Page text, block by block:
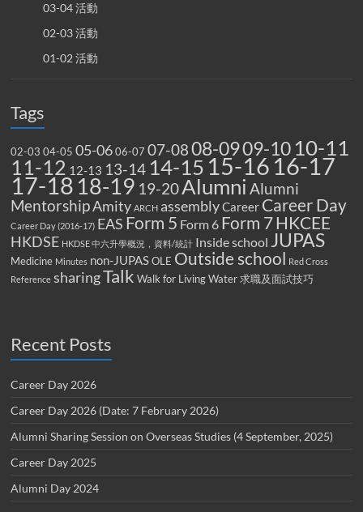
03-04 活動
02-03 活動
01-02 活動
Tags
02-03 04-05 05-06 06-07 07-0808-0909-10 10-11
11-12 12-13 13-14 14-15 15-16 16-17
17-18 18-19 19-20Alumni Alumni
MentorshipAmity ARCH assemblyCareer Career Day
Career Day (2016-17) EAS Form 5 Form 6 Form 7HKCEE
HKDSE HKDSE 中六升學概況，資料/統計 Inside school JUPAS
Medicine Minutes non-JUPAS OLE Outside school Red Cross
Reference sharingTalk Walk for Living Water 求職及面試技巧
Recent Posts
Career Day 2026
Career Day 2026 (Date: 7 February 2026)
Alumni Sharing Session on Overseas Studies (4 September, 2025)
Career Day 2025
Alumni Day 2024